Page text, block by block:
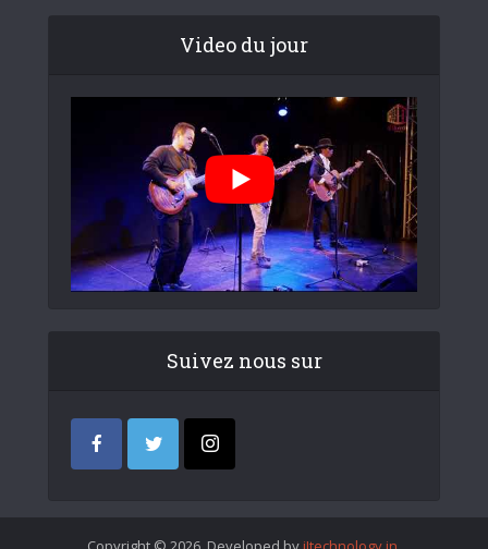
Video du jour
Suivez nous sur